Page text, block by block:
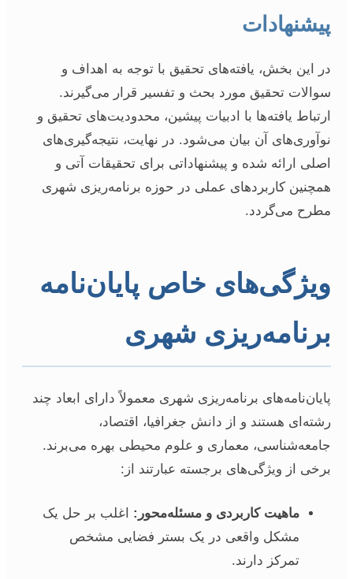
پیشنهادات
در این بخش، یافته‌های تحقیق با توجه به اهداف و
سوالات تحقیق مورد بحث و تفسیر قرار می‌گیرند.
ارتباط یافته‌ها با ادبیات پیشین، محدودیت‌های تحقیق و
نوآوری‌های آن بیان می‌شود. در نهایت، نتیجه‌گیری‌های
اصلی ارائه شده و پیشنهاداتی برای تحقیقات آتی و
همچنین کاربردهای عملی در حوزه برنامه‌ریزی شهری
مطرح می‌گردد.
ویژگی‌های خاص پایان‌نامه
برنامه‌ریزی شهری
پایان‌نامه‌های برنامه‌ریزی شهری معمولاً دارای ابعاد چند
رشته‌ای هستند و از دانش جغرافیا، اقتصاد،
جامعه‌شناسی، معماری و علوم محیطی بهره می‌برند.
برخی از ویژگی‌های برجسته عبارتند از:
ماهیت کاربردی و مسئله‌محور: اغلب بر حل یک
مشکل واقعی در یک بستر فضایی مشخص
تمرکز دارند.